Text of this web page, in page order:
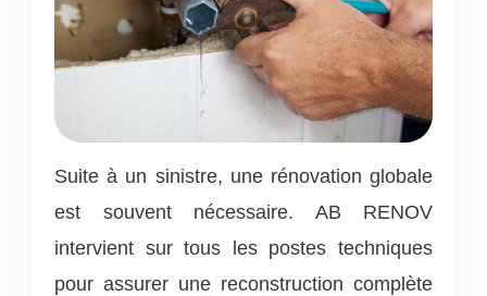
Suite à un sinistre, une rénovation globale
est souvent nécessaire. AB RENOV
intervient sur tous les postes techniques
pour assurer une reconstruction complète